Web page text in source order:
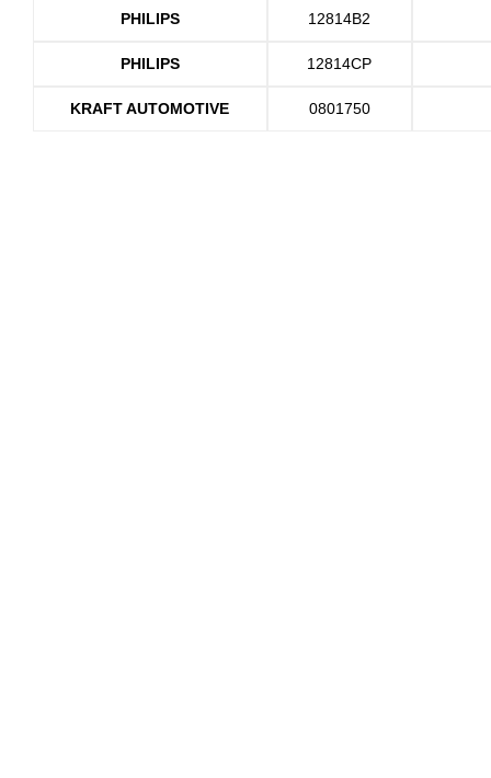
PHILIPS 12814B2
PHILIPS 12814CP
KRAFT AUTOMOTIVE 0801750